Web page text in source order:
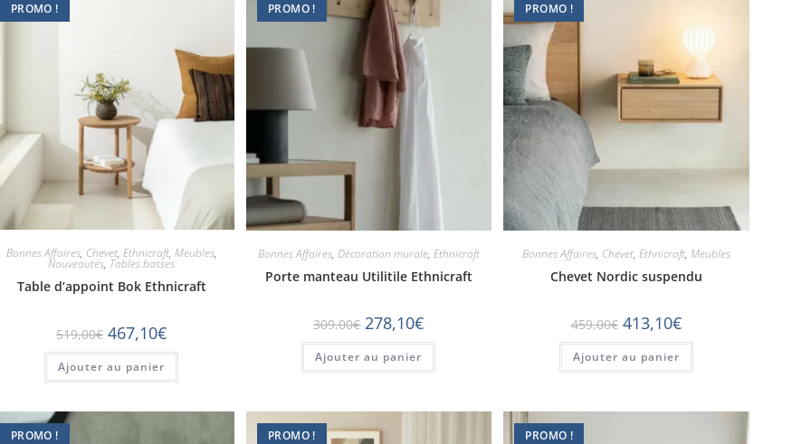
PROMO !
Bonnes Affaires, Chevet, Ethnicraft, Meubles,
Nouveautés, Tables basses
Table d’appoint Bok Ethnicraft
519,00€ 467,10€
Ajouter au panier
PROMO !
Bonnes Affaires, Décoration murale, Ethnicraft
Porte manteau Utilitile Ethnicraft
309,00€ 278,10€
Ajouter au panier
PROMO !
Bonnes Affaires, Chevet, Ethnicraft, Meubles
Chevet Nordic suspendu
459,00€ 413,10€
Ajouter au panier
PROMO ! PROMO ! PROMO !